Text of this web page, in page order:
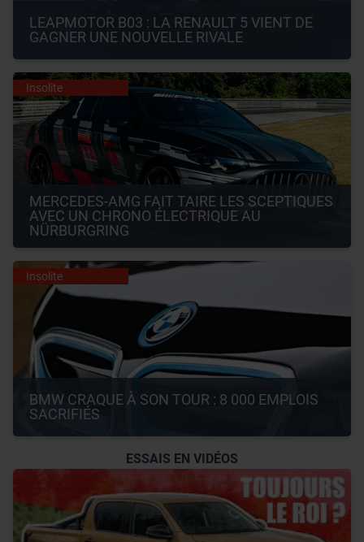
LEAPMOTOR B03 : LA RENAULT 5 VIENT DE
GAGNER UNE NOUVELLE RIVALE
Insolite
MERCEDES-AMG FAIT TAIRE LES SCEPTIQUES
AVEC UN CHRONO ÉLECTRIQUE AU
NÜRBURGRING
Insolite
BMW CRAQUE À SON TOUR : 8 000 EMPLOIS
SACRIFIÉS
ESSAIS EN VIDÉOS